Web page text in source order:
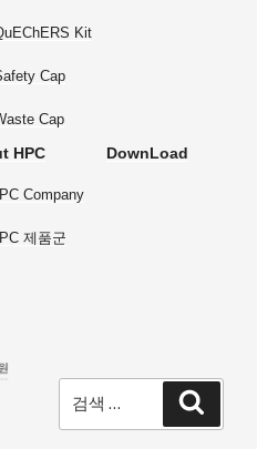
Kit
Cap
Cap
HPC
Company
제품군
DownLoad
색: